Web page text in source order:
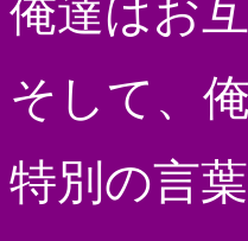
俺達はお
そして、
特別の言